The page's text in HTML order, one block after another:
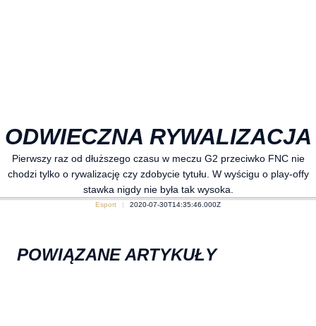
ODWIECZNA RYWALIZACJA
Pierwszy raz od dłuższego czasu w meczu G2 przeciwko FNC nie
chodzi tylko o rywalizację czy zdobycie tytułu. W wyścigu o play-offy
stawka nigdy nie była tak wysoka.
Esport 2020-07-30T14:35:46.000Z
POWIĄZANE ARTYKUŁY